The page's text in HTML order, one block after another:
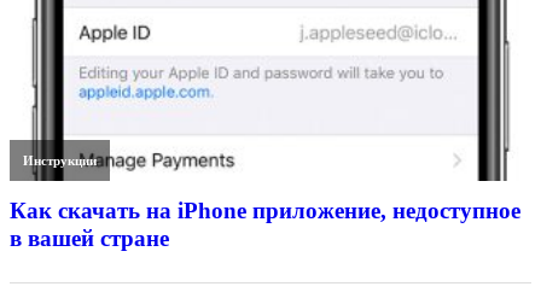
Инструкции
Как скачать на iPhone приложение, недоступное
в вашей стране